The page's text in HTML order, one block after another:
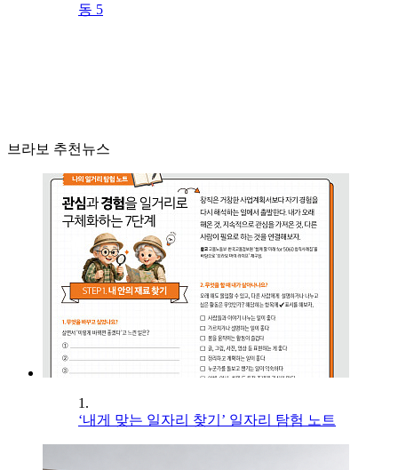
동 5
브라보 추천뉴스
1.
‘내게 맞는 일자리 찾기’ 일자리 탐험 노트